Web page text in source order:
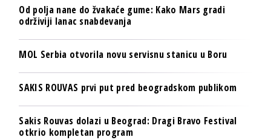
Od polja nane do žvakaće gume: Kako Mars gradi
održiviji lanac snabdevanja
MOL Serbia otvorila novu servisnu stanicu u Boru
SAKIS ROUVAS prvi put pred beogradskom publikom
Sakis Rouvas dolazi u Beograd: Dragi Bravo Festival
otkrio kompletan program